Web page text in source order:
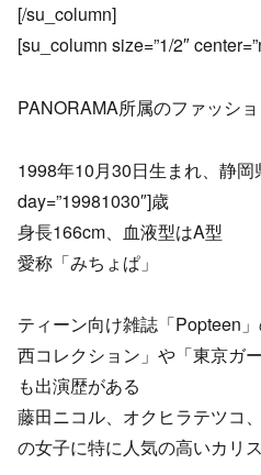
[/su_column]
[su_column size=”1/2″
PANORAMA所属のファッシ
1998年10月30日生まれ、静
day=”19981030″]歳
身長166cm、血液型はA型
愛称「みちょぱ」
ティーン向け雑誌「Popteen
西コレクション」や「東京ガ
も出演歴がある
藤田ニコル、オクヒラテツコ
の女子に特に人気の高いカリ